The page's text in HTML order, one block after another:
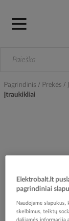
Pagrindinis Prekės
Įtraukikliai
images
gallery
Elektrobalt.lt
pagrindiniai
Naudojame
skelbimus, teiktų
dalijamės informacija